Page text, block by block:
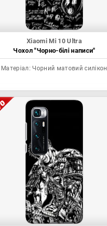
Xiaomi Mi 10 Ultra
Чохол "Чорно-білі написи"
Матеріал: Чорний матовий силікон